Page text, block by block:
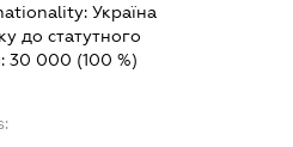
Україна
до статутного
30 000 (100 %)